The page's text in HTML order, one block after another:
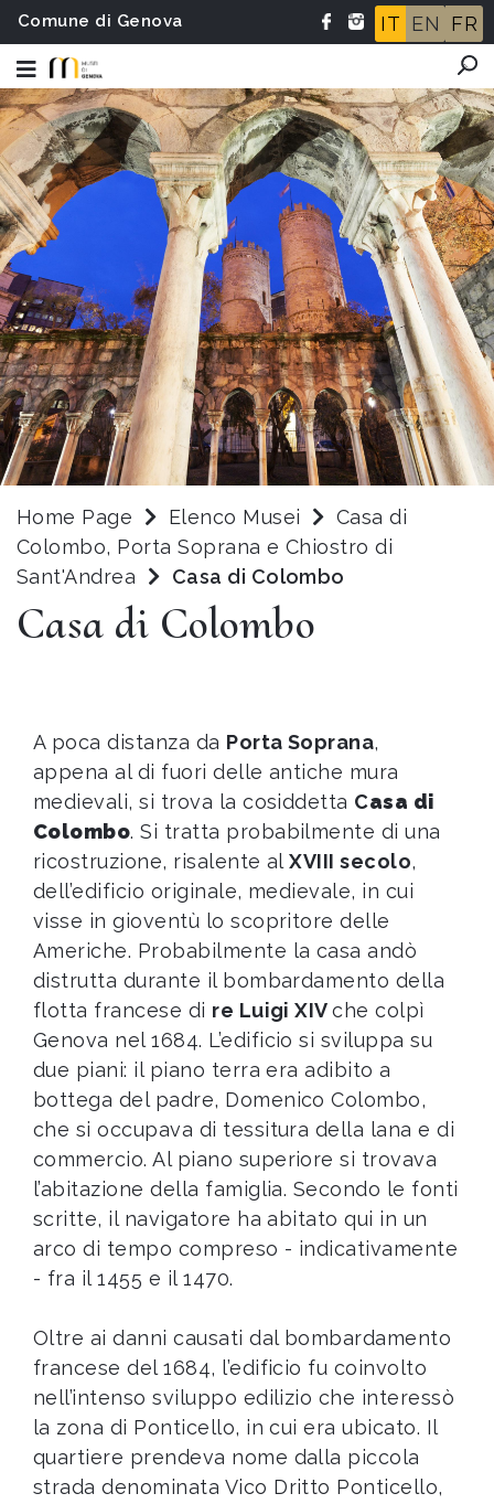
Comune di Genova IT EN FR
Home Page Elenco Musei
Casa di
Colombo, Porta Soprana e Chiostro di
Sant'Andrea
Casa di Colombo
Casa di Colombo
A poca distanza da Porta Soprana,
appena al di fuori delle antiche mura
medievali, si trova la cosiddetta Casa di
Colombo. Si tratta probabilmente di una
ricostruzione, risalente alXVIII secolo,
dell’edificio originale, medievale, in cui
visse in gioventù lo scopritore delle
Americhe. Probabilmente la casa andò
distrutta durante il bombardamento della
flotta francese di re Luigi XIVche colpì
Genova nel 1684. L’edificio si sviluppa su
due piani: il piano terra era adibito a
bottega del padre, Domenico Colombo,
che si occupava di tessitura della lana e di
commercio. Al piano superiore si trovava
l’abitazione della famiglia. Secondo le fonti
scritte, il navigatore ha abitato qui in un
arco di tempo compreso - indicativamente
- fra il 1455 e il 1470.
Oltre ai danni causati dal bombardamento
francese del 1684, l’edificio fu coinvolto
nell’intenso sviluppo edilizio che interessò
la zona di Ponticello, in cui era ubicato. Il
quartiere prendeva nome dalla piccola
strada denominata Vico Dritto Ponticello,